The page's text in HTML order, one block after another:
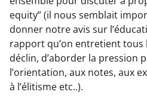
equity” (il nous semblait
donner notre avis sur
rapport qu’on entretient tous
déclin, d’aborder la pression
l’orientation, aux notes, aux
à l’élitisme etc..).